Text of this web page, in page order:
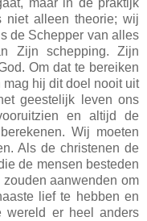
maar in de praktijk
niet alleen theorie; wij
de Schepper van alles
Zijn schepping. Zijn
Om dat te bereiken
hij dit doel nooit uit
geestelijk leven ons
en altijd de
Wij moeten
Als de christenen de
de mensen besteden
aanwenden om
lief te hebben en
wereld er heel anders